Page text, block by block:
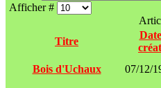
Afficher #
Titre
Bois d'Uchaux 07/12/